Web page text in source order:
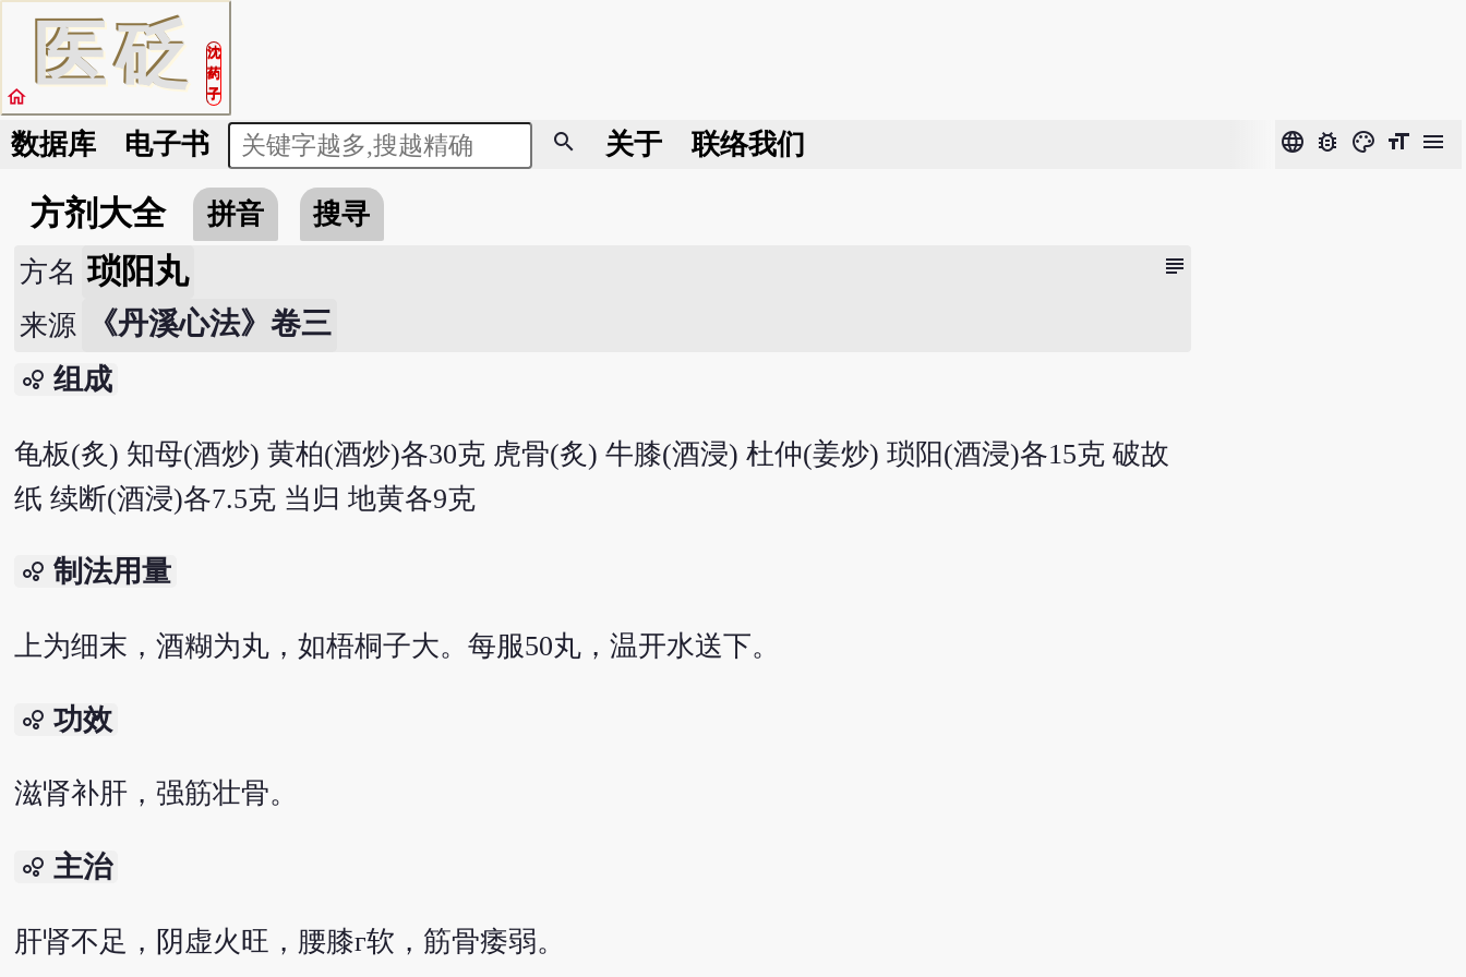
医砭
沈
药
子
home
数据库 电子书 search 关于 联络我们 language bug_report color_lens format_size menu
方剂大全 拼音 搜寻
subject
方名 琐阳丸
来源 《丹溪心法》卷三
bubble_chart 组成
龟板(炙) 知母(酒炒) 黄柏(酒炒)各30克 虎骨(炙) 牛膝(酒浸) 杜仲(姜炒) 琐阳(酒浸)各15克 破故
纸 续断(酒浸)各7.5克 当归 地黄各9克
bubble_chart 制法用量
上为细末，酒糊为丸，如梧桐子大。每服50丸，温开水送下。
bubble_chart 功效
滋肾补肝，强筋壮骨。
bubble_chart 主治
肝肾不足，阴虚火旺，腰膝г软，筋骨痿弱。